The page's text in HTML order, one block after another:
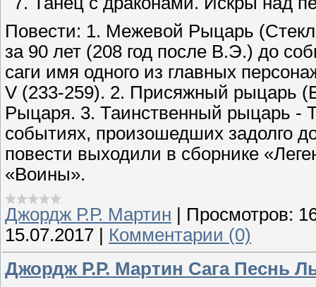
Повести: 1. Межевой Рыцарь
за 90 лет (208 год после В.Э.) до
саги имя одного из главных
V (233-259). 2. Присяжный рыцарь
Рыцаря. 3. Таинственный рыцарь -
событиях, произошедших задолго
повести выходили в сборнике
«Воины».
Джордж Р.Р. Мартин Просмотров:
15.07.2017
Комментарии (0)
Джордж Р.Р. Мартин Сага Песнь